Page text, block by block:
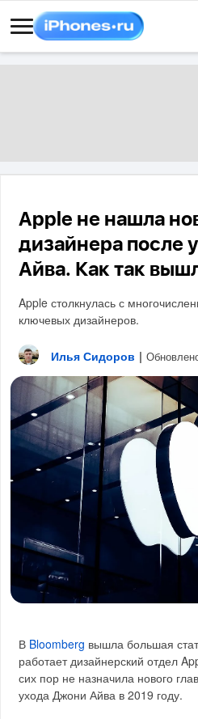
Apple не нашла
дизайнера после
Айва. Как так
Apple столкнулась с
ключевых дизайнеров.
Илья Сидоров |
В Bloomberg вышла большая
работает дизайнерский отдел
сих пор не назначила нового
ухода Джони Айва в 2019 году.